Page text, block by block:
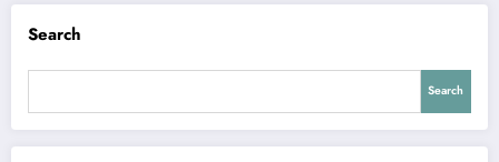
Search
Search